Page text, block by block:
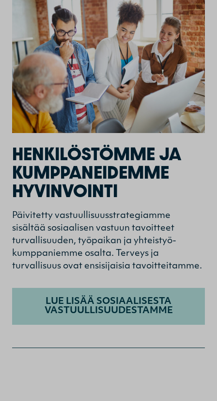
HENKILÖSTÖMME JA
KUMPPANEIDEMME
HYVINVOINTI
Päivitetty vastuullisuusstrategiamme
sisältää sosiaalisen vastuun tavoitteet
turvallisuuden, työpaikan ja yhteistyö-
kumppaniemme osalta. Terveys ja
turvallisuus ovat ensisijaisia tavoitteitamme.
LUE LISÄÄ SOSIAALISESTA
VASTUULLISUUDESTAMME